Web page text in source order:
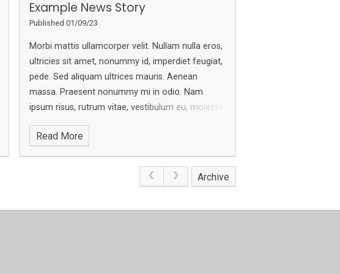
Example News Story
Published 01/09/23
Morbi mattis ullamcorper velit. Nullam nulla eros,
ultricies sit amet, nonummy id, imperdiet feugiat,
pede. Sed aliquam ultrices mauris. Aenean
massa. Praesent nonummy mi in odio. Nam
ipsum risus, rutrum vitae, vestibulum eu, molestie
venenatis vitae, justo. Donec venenatis vulputate
Read More
Archive